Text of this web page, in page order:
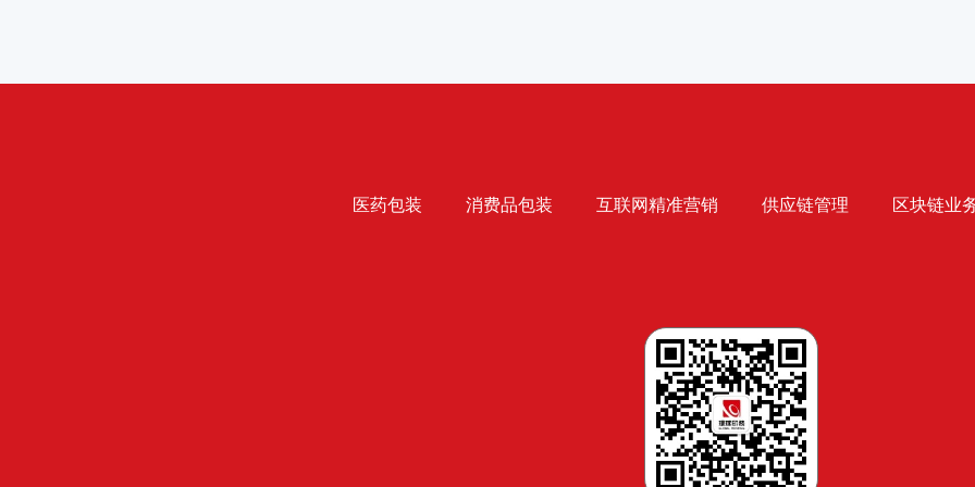
医药包装 消费品包装 互联网精准营销 供应链管理 区块链业